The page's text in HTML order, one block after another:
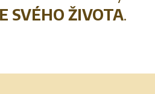
SVÉHO ŽIVOTA.